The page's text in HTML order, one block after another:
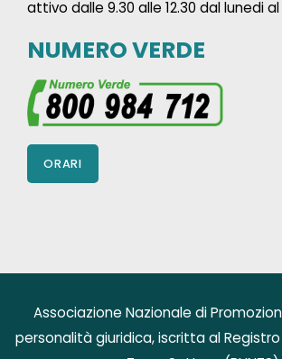
attivo dalle 9.30 alle 12.30 dal lunedi
NUMERO VERDE
ORARI
Associazione Nazionale di
personalità giuridica, iscritta al Registro